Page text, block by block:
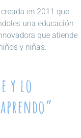
en 2011 que
una educación
que atiende
y niñas.
y lo